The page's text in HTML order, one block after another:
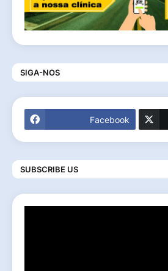
SIGA-NOS
Facebook
SUBSCRIBE US